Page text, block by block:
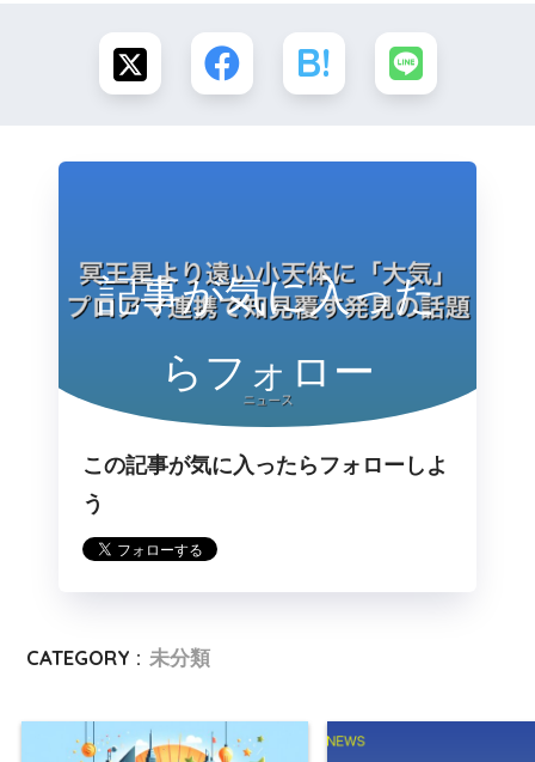
記事が気に入った
らフォロー
この記事が気に入ったらフォローしよ
う
CATEGORY : 未分類